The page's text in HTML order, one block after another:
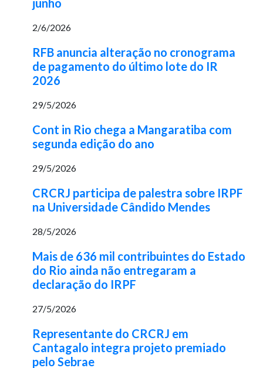
junho
2/6/2026
RFB anuncia alteração no cronograma
de pagamento do último lote do IR
2026
29/5/2026
Cont in Rio chega a Mangaratiba com
segunda edição do ano
29/5/2026
CRCRJ participa de palestra sobre IRPF
na Universidade Cândido Mendes
28/5/2026
Mais de 636 mil contribuintes do Estado
do Rio ainda não entregaram a
declaração do IRPF
27/5/2026
Representante do CRCRJ em
Cantagalo integra projeto premiado
pelo Sebrae